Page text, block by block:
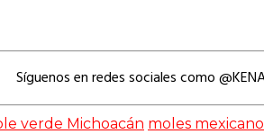
Síguenos en redes sociales como
verde Michoacán moles